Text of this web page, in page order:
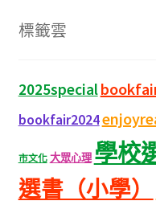
標籤雲
2025special
bookfair2024
市文化 大眾心理 學校
選書（小學）